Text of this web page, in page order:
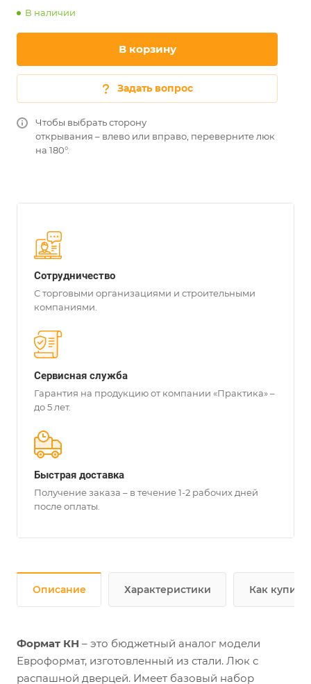
В наличии
В корзину
Задать вопрос
Чтобы выбрать сторону
открывания – влево или вправо, переверните люк
на 180°.
Сотрудничество
С торговыми организациями и строительными
компаниями.
Сервисная служба
Гарантия на продукцию от компании «Практика» –
до 5 лет.
Быстрая доставка
Получение заказа – в течение 1-2 рабочих дней
после оплаты.
Описание Характеристики Как купить
Формат КН – это бюджетный аналог модели
Евроформат, изготовленный из стали. Люк с
распашной дверцей. Имеет базовый набор